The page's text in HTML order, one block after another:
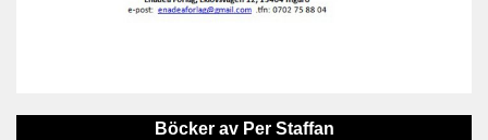
Böcker av Per Staffan